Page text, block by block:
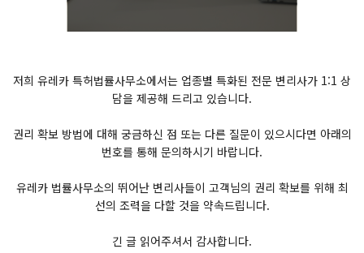
저희 유레카 특허법률사무소에서는 업종별 특화된 전문 변리사가 1:1 상
담을 제공해 드리고 있습니다.
권리 확보 방법에 대해 궁금하신 점 또는 다른 질문이 있으시다면 아래의
번호를 통해 문의하시기 바랍니다.
유레카 법률사무소의 뛰어난 변리사들이 고객님의 권리 확보를 위해 최
선의 조력을 다할 것을 약속드립니다.
긴 글 읽어주셔서 감사합니다.